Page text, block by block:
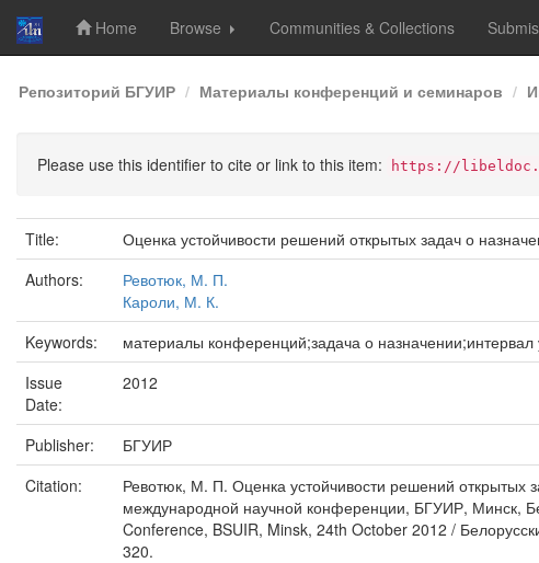
Skip
navigation
Home Browse Communities & Collections
Репозиторий БГУИР Материалы конференций и семинаров
Please use this identifier to cite or link to this item: https://
Title:
Оценка устойчивости решений открытых задач о
Authors:
Ревотюк, М. П.
Кароли, М. К.
Keywords:
материалы конференций;задача о
Issue
Date:
2012
Publisher:
БГУИР
Citation:
Ревотюк, М. П. Оценка устойчивости решений
международной научной конференции, БГУИР, Минск,
Conference, BSUIR, Minsk, 24th October 2012 /
320.